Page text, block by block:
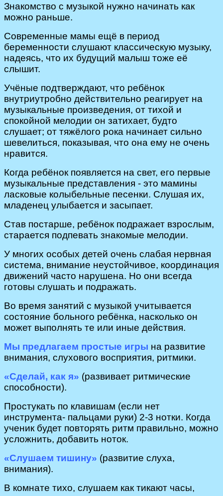
Знакомство с музыкой нужно начинать как
можно раньше.
Современные мамы ещё в период
беременности слушают классическую музыку,
надеясь, что их будущий малыш тоже её
слышит.
Учёные подтверждают, что ребёнок
внутриутробно действительно реагирует на
музыкальные произведения, от тихой и
спокойной мелодии он затихает, будто
слушает; от тяжёлого рока начинает сильно
шевелиться, показывая, что она ему не очень
нравится.
Когда ребёнок появляется на свет, его первые
музыкальные представления - это мамины
ласковые колыбельные песенки. Слушая их,
младенец улыбается и засыпает.
Став постарше, ребёнок подражает взрослым,
старается подпевать знакомые мелодии.
У многих особых детей очень слабая нервная
система, внимание неустойчивое, координация
движений часто нарушена. Но они всегда
готовы слушать и подражать.
Во время занятий с музыкой учитывается
состояние больного ребёнка, насколько он
может выполнять те или иные действия.
Мы предлагаем простые игры на развитие
внимания, слухового восприятия, ритмики.
«Сделай, как я» (развивает ритмические
способности).
Простукать по клавишам (если нет
инструмента- пальцами руки) 2-3 нотки. Когда
ученик будет повторять ритм правильно, можно
усложнить, добавить ноток.
«Слушаем тишину» (развитие слуха,
внимания).
В комнате тихо, слушаем как тикают часы,